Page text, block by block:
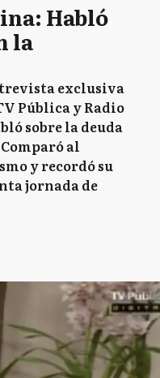
Habló
la
exclusiva
Pública y Radio
sobre la deuda
al
y recordó su
jornada de